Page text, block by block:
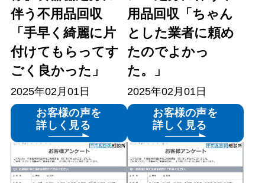
伴う不用品回収
「手早く綺麗に片
付けてもらってす
ごく良かった」
2025年02月01日
お客様の声を
詳しく見る
用品回収「ちゃん
とした業者に頼め
たのでよかっ
た。」
2025年02月01日
お客様の声を
詳しく見る